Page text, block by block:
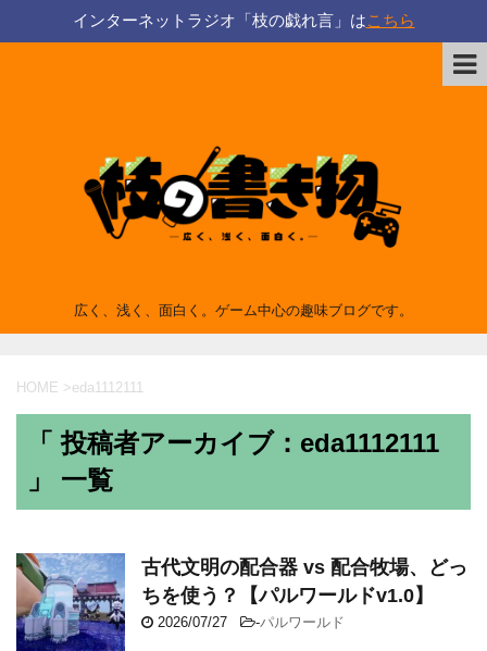
インターネットラジオ「枝の戯れ言」はこちら
広く、浅く、面白く。ゲーム中心の趣味ブログです。
HOME >eda1112111
「 投稿者アーカイブ：eda1112111
」 一覧
古代文明の配合器 vs 配合牧場、どっ
ちを使う？【パルワールドv1.0】
2026/07/27 -パルワールド